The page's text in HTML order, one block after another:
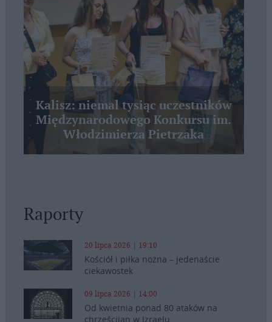
Kalisz: niemal tysiąc uczestników
Międzynarodowego Konkursu im.
Włodzimierza Pietrzaka
Raporty
20 lipca 2026 | 19:10
Kościół i piłka nożna – jedenaście
ciekawostek
09 lipca 2026 | 14:00
Od kwietnia ponad 80 ataków na
chrześcijan w Izraelu